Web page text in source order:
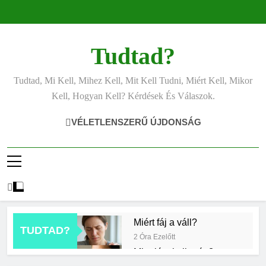
Tudtad?
Tudtad, Mi Kell, Mihez Kell, Mit Kell Tudni, Miért Kell, Mikor
Kell, Hogyan Kell? Kérdések És Válaszok.
VÉLETLENSZERŰ ÚJDONSÁG
TUDTAD?
Miért fáj a váll?
2 Óra Ezelőtt
Mire jó a kollagén?